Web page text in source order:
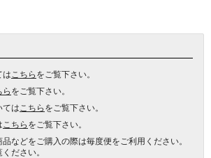
は こちらをご覧下さい。
らをご覧下さい。
ては こちらをご覧下さい。
こちらをご覧下さい。
などをご購入の際は毎度便をご利用ください。
ださい。